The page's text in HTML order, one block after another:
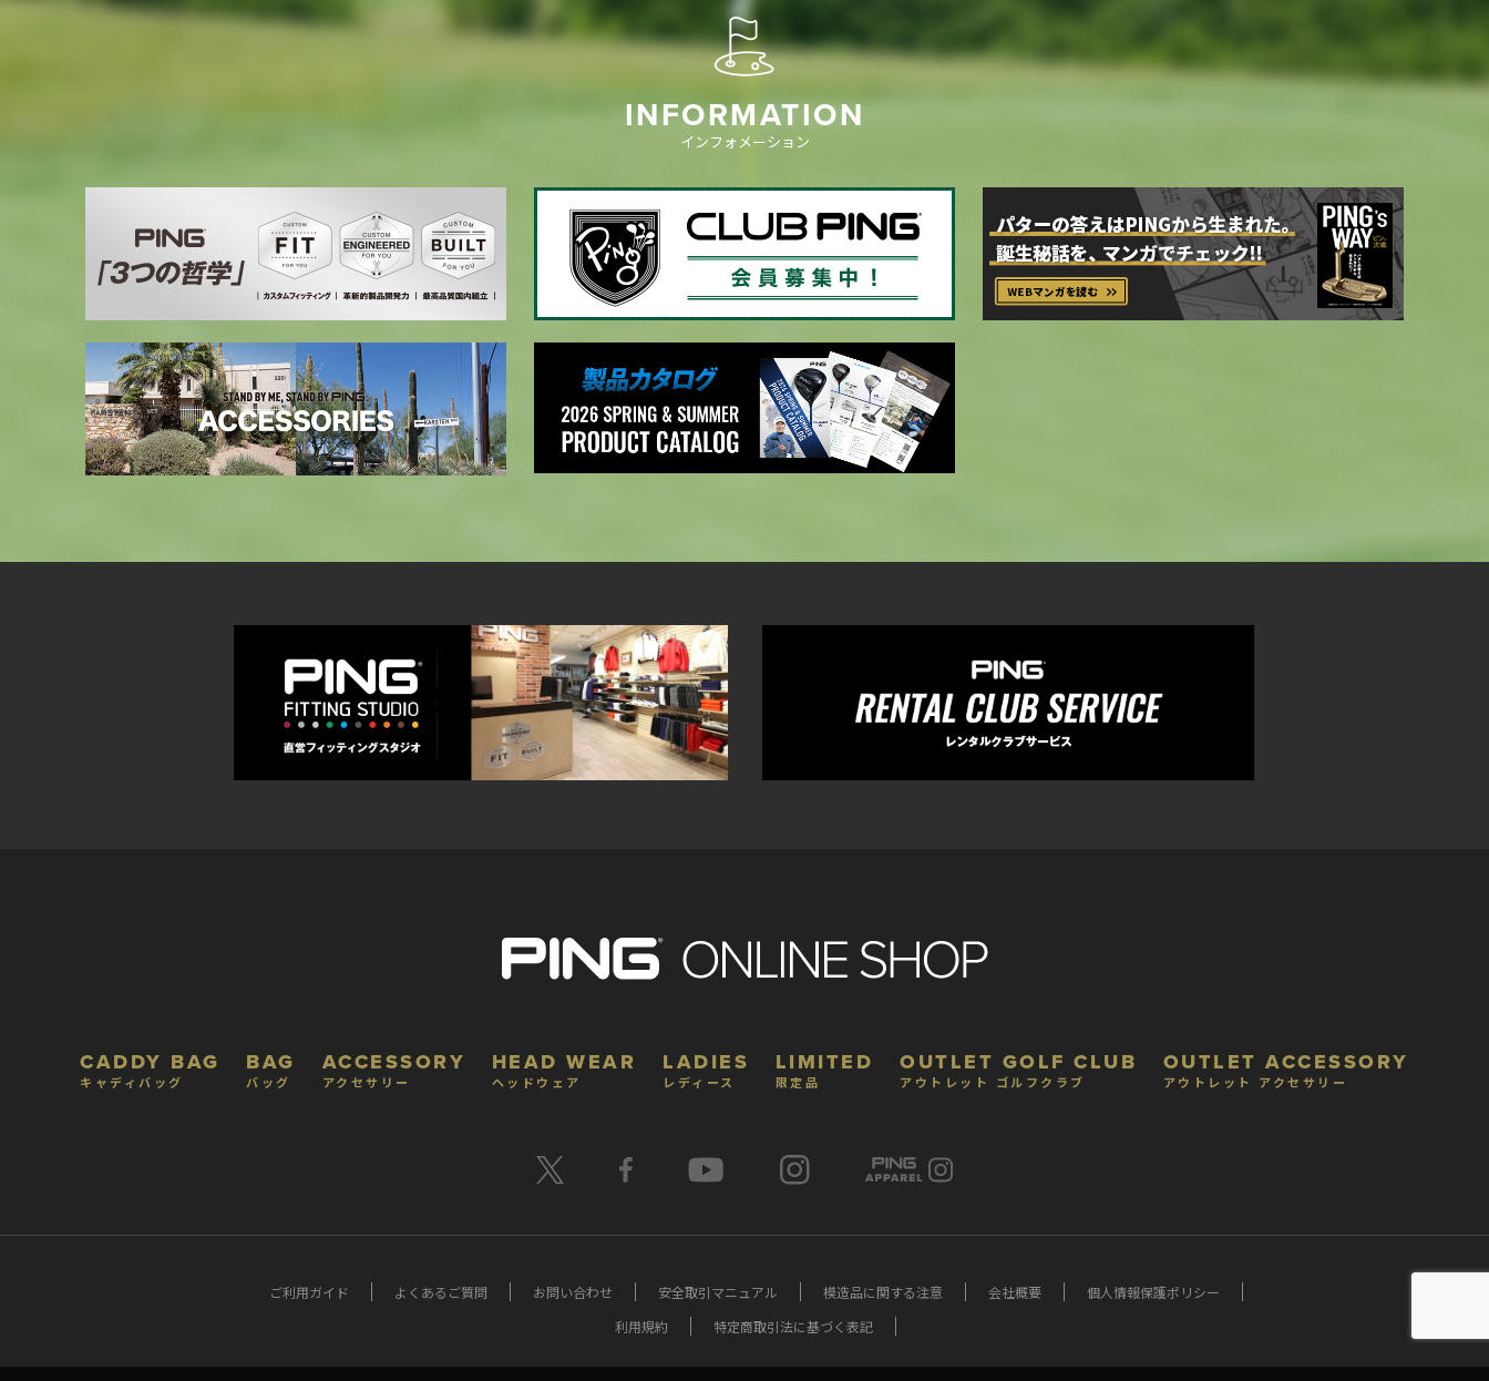
INFORMATION
インフォメーション
CADDY BAG
キャディバッグ
BAG
バッグ
ACCESSORY
アクセサリー
HEAD WEAR
ヘッドウェア
LADIES
レディース
LIMITED
限定品
OUTLET GOLF CLUB
アウトレット ゴルフクラブ
OUTLET ACCESSORY
アウトレット アクセサリー
ご利用ガイド よくあるご質問 お問い合わせ 安全取引マニュアル 模造品に関する注意 会社概要
個人情報保護ポリシー
利用規約
特定商取引法に基づく表記